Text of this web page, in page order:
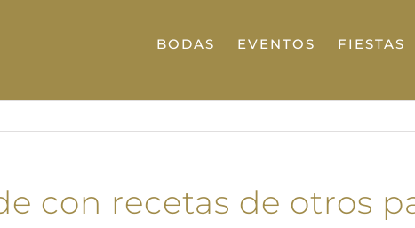
BODAS EVENTOS FIESTAS
con recetas de otros